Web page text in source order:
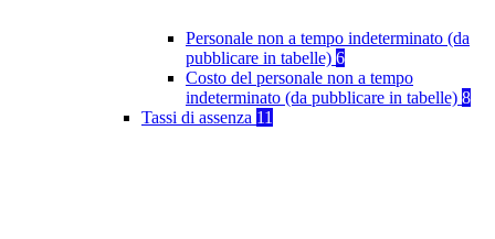
Personale non a tempo indeterminato (da
pubblicare in tabelle) 6
Costo del personale non a tempo
indeterminato (da pubblicare in tabelle) 8
Tassi di assenza 11